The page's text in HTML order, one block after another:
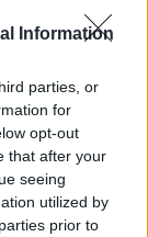
Information
parties, or
for
opt-out
that after your
seeing
utilized by
prior to
14. havi
összesen
nem
egyik